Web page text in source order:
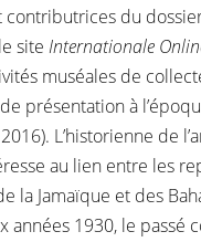
du
site Internationale
muséales de
présentation à
L’historienne de
au lien entre les
la Jamaïque et des
années 1930, le passé